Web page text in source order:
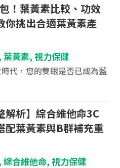
！葉黃素比較、功效
你挑出合適葉黃素產
葉黃素,視力保健
代，您的雙眼是否已成為藍
解析】綜合維他命3C
配葉黃素與B群補充重
綜合維他命,視力保健